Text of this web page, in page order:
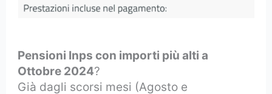
Pensioni Inps con importi più alti a
Ottobre 2024?
Già dagli scorsi mesi (Agosto e